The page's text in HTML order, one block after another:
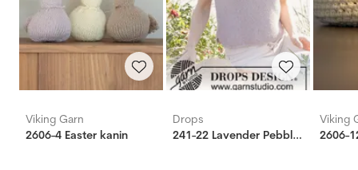
Viking Garn
2606-4 Easter kanin
Drops
241-22 Lavender Pebbles Top
Viking
2606-